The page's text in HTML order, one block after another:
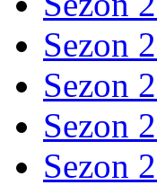
Sezon
Sezon
Sezon
Sezon